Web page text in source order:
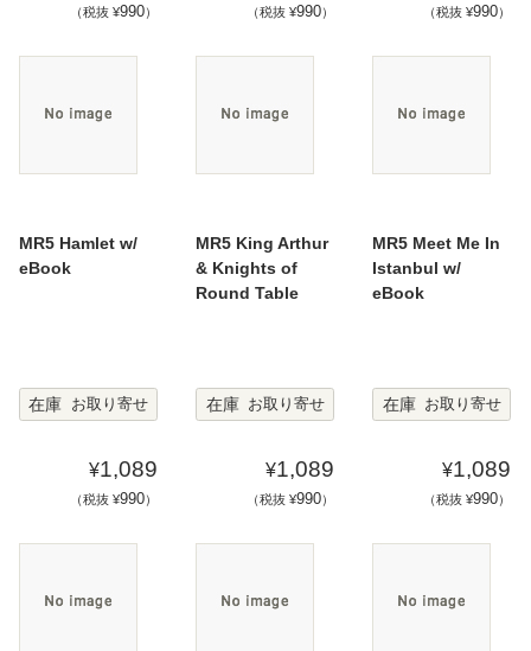
（税抜 ¥990） （税抜 ¥990） （税抜 ¥990）
MR5 Hamlet w/
eBook
在庫 お取り寄せ
¥1,089
（税抜 ¥990）
MR5 King Arthur
& Knights of
Round Table
在庫 お取り寄せ
¥1,089
（税抜 ¥990）
MR5 Meet Me In
Istanbul w/
eBook
在庫 お取り寄せ
¥1,089
（税抜 ¥990）